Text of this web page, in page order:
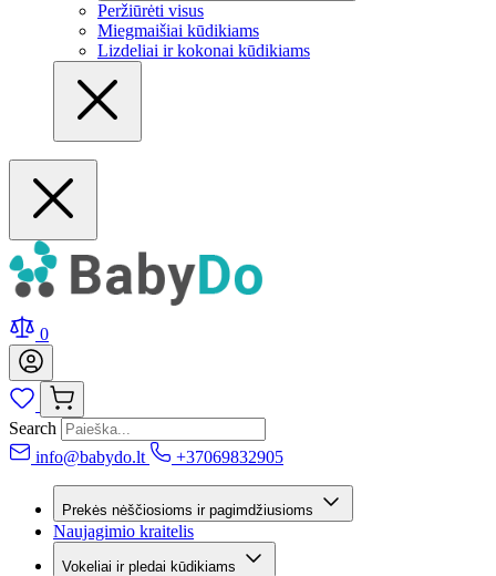
Peržiūrėti visus
Miegmaišiai kūdikiams
Lizdeliai ir kokonai kūdikiams
0
Search
info@babydo.lt
+37069832905
Prekės nėščiosioms ir pagimdžiusioms
Naujagimio kraitelis
Vokeliai ir pledai kūdikiams